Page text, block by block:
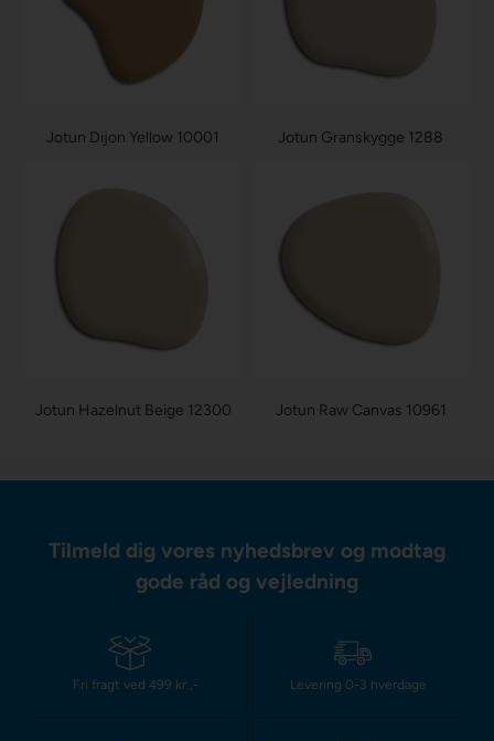
Jotun Dijon Yellow 10001 Jotun Granskygge 1288
Jotun Hazelnut Beige 12300 Jotun Raw Canvas 10961
Tilmeld dig vores nyhedsbrev og modtag
gode råd og vejledning
Fri fragt ved 499 kr.,- Levering 0-3 hverdage